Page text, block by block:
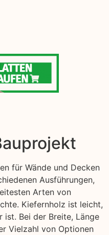
für Wände und Decken
Ausführungen,
Arten von
Kiefernholz ist leicht,
ist. Bei der Breite, Länge
Vielzahl von Optionen